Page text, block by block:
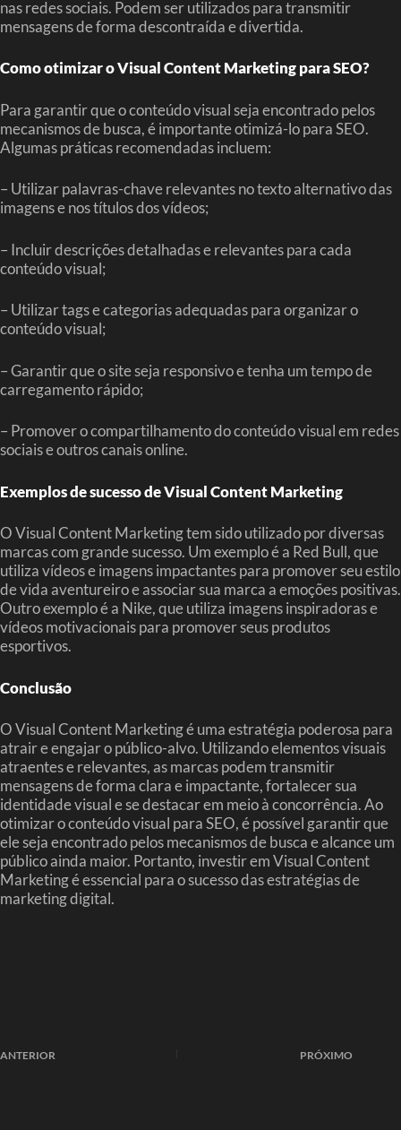
nas redes sociais. Podem ser utilizados para transmitir
mensagens de forma descontraída e divertida.
Como otimizar o Visual Content Marketing para SEO?
Para garantir que o conteúdo visual seja encontrado pelos
mecanismos de busca, é importante otimizá-lo para SEO.
Algumas práticas recomendadas incluem:
– Utilizar palavras-chave relevantes no texto alternativo das
imagens e nos títulos dos vídeos;
– Incluir descrições detalhadas e relevantes para cada
conteúdo visual;
– Utilizar tags e categorias adequadas para organizar o
conteúdo visual;
– Garantir que o site seja responsivo e tenha um tempo de
carregamento rápido;
– Promover o compartilhamento do conteúdo visual em redes
sociais e outros canais online.
Exemplos de sucesso de Visual Content Marketing
O Visual Content Marketing tem sido utilizado por diversas
marcas com grande sucesso. Um exemplo é a Red Bull, que
utiliza vídeos e imagens impactantes para promover seu estilo
de vida aventureiro e associar sua marca a emoções positivas.
Outro exemplo é a Nike, que utiliza imagens inspiradoras e
vídeos motivacionais para promover seus produtos
esportivos.
Conclusão
O Visual Content Marketing é uma estratégia poderosa para
atrair e engajar o público-alvo. Utilizando elementos visuais
atraentes e relevantes, as marcas podem transmitir
mensagens de forma clara e impactante, fortalecer sua
identidade visual e se destacar em meio à concorrência. Ao
otimizar o conteúdo visual para SEO, é possível garantir que
ele seja encontrado pelos mecanismos de busca e alcance um
público ainda maior. Portanto, investir em Visual Content
Marketing é essencial para o sucesso das estratégias de
marketing digital.
ANTERIOR PRÓXIMO